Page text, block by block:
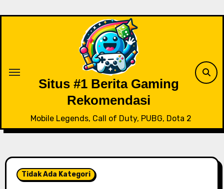
Situs #1 Berita Gaming
Rekomendasi
Mobile Legends, Call of Duty, PUBG, Dota 2
Tidak Ada Kategori